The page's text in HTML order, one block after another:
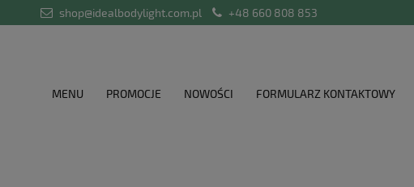
shop@idealbodylight.com.pl +48 660 808 853
MENU PROMOCJE NOWOŚCI FORMULARZ KONTAKTOWY